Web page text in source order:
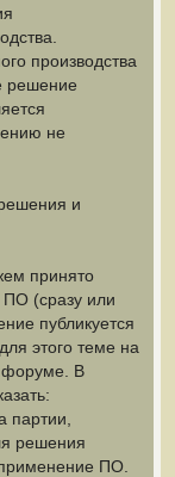
производства
решение
не
и
принято
(сразу или
публикуется
этого теме на
форуме. В
партии,
решения
ПО.